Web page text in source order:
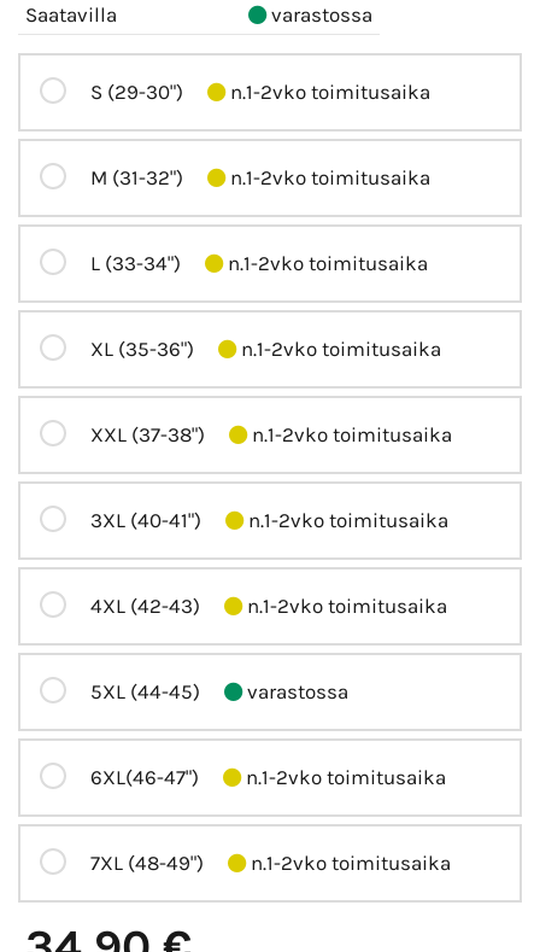
Saatavilla
varastossa
S (29-30") n.1-2vko toimitusaika
M (31-32") n.1-2vko toimitusaika
L (33-34") n.1-2vko toimitusaika
XL (35-36") n.1-2vko toimitusaika
XXL (37-38") n.1-2vko toimitusaika
3XL (40-41") n.1-2vko toimitusaika
4XL (42-43) n.1-2vko toimitusaika
5XL (44-45) varastossa
6XL(46-47") n.1-2vko toimitusaika
7XL (48-49") n.1-2vko toimitusaika